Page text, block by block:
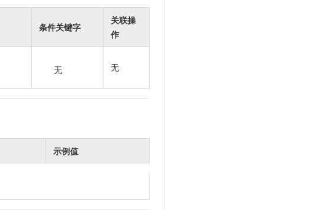
条件关键字
关联操
作
无 无
示例值
多模态数据信息提取
从文本、图片、视频中提取结构化的属性信息